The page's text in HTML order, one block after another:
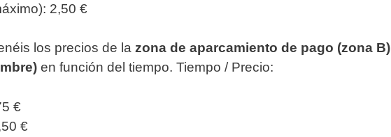
2,50 €
los precios de la zona de aparcamiento de pago (zona B)
en función del tiempo. Tiempo / Precio:
€
€